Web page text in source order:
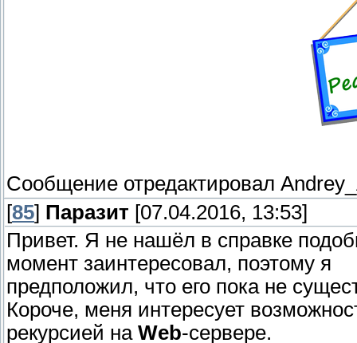
Сообщение отредактировал
[85] Паразит [07.04.2016, 13:53]
Привет. Я не нашёл в справке
момент заинтересовал, поэтому я
предположил, что его пока не
Короче, меня интересует
рекурсией на Web-сервере.